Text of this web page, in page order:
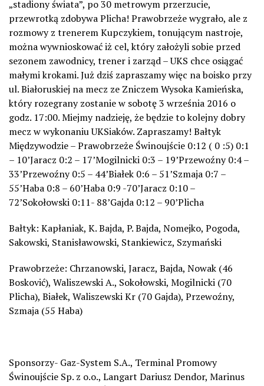
„stadiony świata”, po 30 metrowym przerzucie,
przewrotką zdobywa Plicha! Prawobrzeże wygrało, ale z
rozmowy z trenerem Kupczykiem, tonującym nastroje,
można wywnioskować iż cel, który założyli sobie przed
sezonem zawodnicy, trener i zarząd – UKS chce osiągać
małymi krokami. Już dziś zapraszamy więc na boisko przy
ul. Białoruskiej na mecz ze Zniczem Wysoka Kamieńska,
który rozegrany zostanie w sobotę 3 września 2016 o
godz. 17:00. Miejmy nadzieję, że będzie to kolejny dobry
mecz w wykonaniu UKSiaków. Zapraszamy! Bałtyk
Międzywodzie – Prawobrzeże Świnoujście 0:12 ( 0 :5) 0:1
– 10’Jaracz 0:2 – 17’Mogilnicki 0:3 – 19’Przewoźny 0:4 –
33’Przewoźny 0:5 – 44’Białek 0:6 – 51’Szmaja 0:7 –
55’Haba 0:8 – 60’Haba 0:9 -70’Jaracz 0:10 –
72’Sokołowski 0:11- 88’Gajda 0:12 – 90’Plicha
Bałtyk: Kapłaniak, K. Bajda, P. Bajda, Nomejko, Pogoda,
Sakowski, Stanisławowski, Stankiewicz, Szymański
Prawobrzeże: Chrzanowski, Jaracz, Bajda, Nowak (46
Bosković), Waliszewski A., Sokołowski, Mogilnicki (70
Plicha), Białek, Waliszewski Kr (70 Gajda), Przewoźny,
Szmaja (55 Haba)
Sponsorzy- Gaz-System S.A., Terminal Promowy
Świnoujście Sp. z o.o., Langart Dariusz Dendor, Marinus